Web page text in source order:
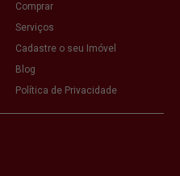
Comprar
Serviços
Cadastre o seu Imóvel
Blog
Política de Privacidade